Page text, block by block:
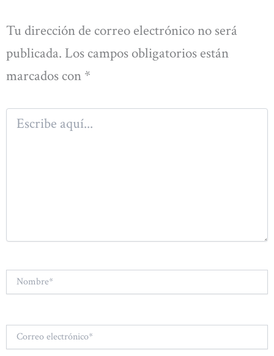
Tu dirección de correo electrónico no será
publicada. Los campos obligatorios están
marcados con *
Escribe
aquí...
Nombre*
Correo
electrónico*